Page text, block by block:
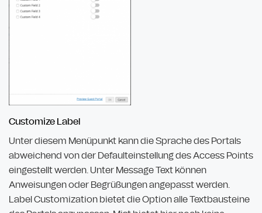
Customize Label
Unter diesem Menüpunkt kann die Sprache des Portals
abweichend von der Defaulteinstellung des Access Points
eingestellt werden. Unter Message Text können
Anweisungen oder Begrüßungen angepasst werden.
Label Customization bietet die Option alle Textbausteine